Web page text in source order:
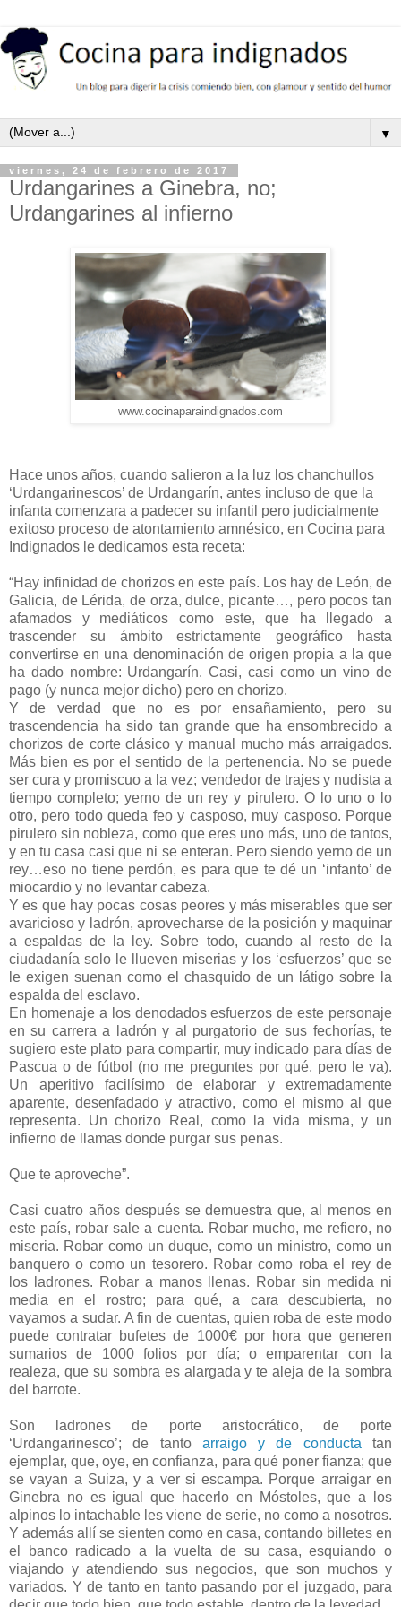
▼
viernes, 24 de febrero de 2017
Urdangarines a Ginebra, no;
Urdangarines al infierno
www.cocinaparaindignados.com
Hace unos años, cuando salieron a la luz los chanchullos
‘Urdangarinescos’ de Urdangarín, antes incluso de que la
infanta comenzara a padecer su infantil pero judicialmente
exitoso proceso de atontamiento amnésico, en Cocina para
Indignados le dedicamos esta receta:
“Hay infinidad de chorizos en este país. Los hay de León, de
Galicia, de Lérida, de orza, dulce, picante…, pero pocos tan
afamados y mediáticos como este, que ha llegado a
trascender su ámbito estrictamente geográfico hasta
convertirse en una denominación de origen propia a la que
ha dado nombre: Urdangarín. Casi, casi como un vino de
pago (y nunca mejor dicho) pero en chorizo.
Y de verdad que no es por ensañamiento, pero su
trascendencia ha sido tan grande que ha ensombrecido a
chorizos de corte clásico y manual mucho más arraigados.
Más bien es por el sentido de la pertenencia. No se puede
ser cura y promiscuo a la vez; vendedor de trajes y nudista a
tiempo completo; yerno de un rey y pirulero. O lo uno o lo
otro, pero todo queda feo y casposo, muy casposo. Porque
pirulero sin nobleza, como que eres uno más, uno de tantos,
y en tu casa casi que ni se enteran. Pero siendo yerno de un
rey…eso no tiene perdón, es para que te dé un ‘infanto’ de
miocardio y no levantar cabeza.
Y es que hay pocas cosas peores y más miserables que ser
avaricioso y ladrón, aprovecharse de la posición y maquinar
a espaldas de la ley. Sobre todo, cuando al resto de la
ciudadanía solo le llueven miserias y los ‘esfuerzos’ que se
le exigen suenan como el chasquido de un látigo sobre la
espalda del esclavo.
En homenaje a los denodados esfuerzos de este personaje
en su carrera a ladrón y al purgatorio de sus fechorías, te
sugiero este plato para compartir, muy indicado para días de
Pascua o de fútbol (no me preguntes por qué, pero le va).
Un aperitivo facilísimo de elaborar y extremadamente
aparente, desenfadado y atractivo, como el mismo al que
representa. Un chorizo Real, como la vida misma, y un
infierno de llamas donde purgar sus penas.
Que te aproveche”.
Casi cuatro años después se demuestra que, al menos en
este país, robar sale a cuenta. Robar mucho, me refiero, no
miseria. Robar como un duque, como un ministro, como un
banquero o como un tesorero. Robar como roba el rey de
los ladrones. Robar a manos llenas. Robar sin medida ni
media en el rostro; para qué, a cara descubierta, no
vayamos a sudar. A fin de cuentas, quien roba de este modo
puede contratar bufetes de 1000€ por hora que generen
sumarios de 1000 folios por día; o emparentar con la
realeza, que su sombra es alargada y te aleja de la sombra
del barrote.
Son ladrones de porte aristocrático, de porte
‘Urdangarinesco’; de tanto arraigo y de conductatan
ejemplar, que, oye, en confianza, para qué poner fianza; que
se vayan a Suiza, y a ver si escampa. Porque arraigar en
Ginebra no es igual que hacerlo en Móstoles, que a los
alpinos lo intachable les viene de serie, no como a nosotros.
Y además allí se sienten como en casa, contando billetes en
el banco radicado a la vuelta de su casa, esquiando o
viajando y atendiendo sus negocios, que son muchos y
variados. Y de tanto en tanto pasando por el juzgado, para